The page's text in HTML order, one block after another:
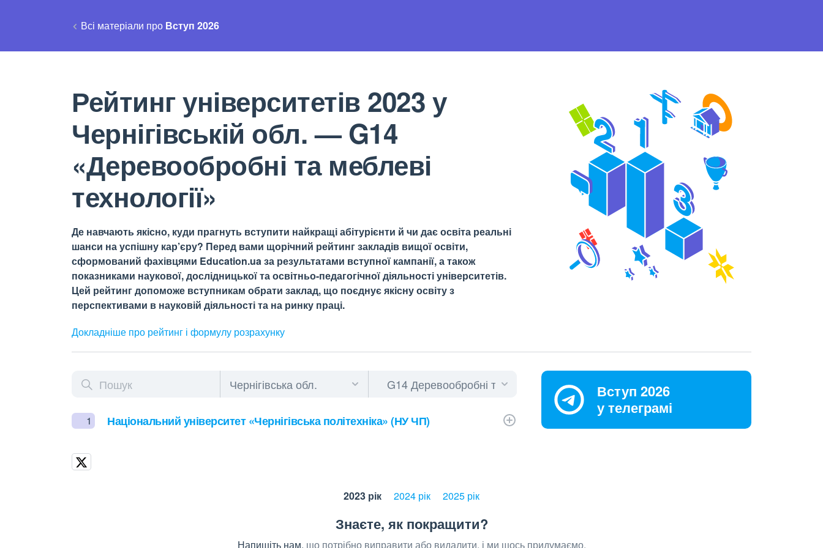
Всі матеріали про Вступ 2026
Рейтинг університетів 2023 у
Чернігівській обл. — G14
«Деревообробні та меблеві
технології»
Де навчають якісно, куди прагнуть вступити найкращі абітурієнти й чи дає освіта реальні
шанси на успішну кар’єру? Перед вами щорічний рейтинг закладів вищої освіти,
сформований фахівцями Education.ua за результатами вступної кампанії, а також
показниками наукової, дослідницької та освітньо-педагогічної діяльності університетів.
Цей рейтинг допоможе вступникам обрати заклад, що поєднує якісну освіту з
перспективами в науковій діяльності та на ринку праці.
Докладніше про рейтинг і формулу розрахунку
1 Національний університет «Чернігівська політехніка» (НУ ЧП)
Вступ 2026
у телеграмі
2023 рік 2024 рік 2025 рік
Знаєте, як покращити?
Напишіть нам, що потрібно виправити або видалити, і ми щось придумаємо.